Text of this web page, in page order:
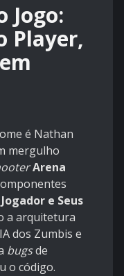
Jogo:
Player,
é Nathan
mergulho
Arena
e Seus
a arquitetura
dos Zumbis e
bugsde
o código.